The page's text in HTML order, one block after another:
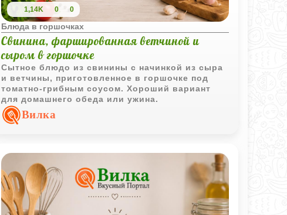
1,14K 0 0
Блюда в горшочках
Свинина, фаршированная ветчиной и
сыром в горшочке
Сытное блюдо из свинины с начинкой из сыра
и ветчины, приготовленное в горшочке под
томатно-грибным соусом. Хороший вариант
для домашнего обеда или ужина.
Вилка